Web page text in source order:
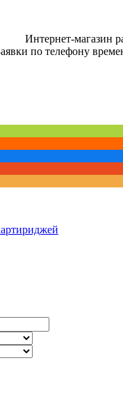
Интернет-магазин
по телефону